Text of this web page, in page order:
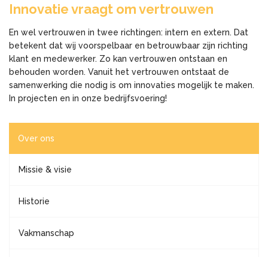
Innovatie vraagt om vertrouwen
En wel vertrouwen in twee richtingen: intern en extern. Dat
betekent dat wij voorspelbaar en betrouwbaar zijn richting
klant en medewerker. Zo kan vertrouwen ontstaan en
behouden worden. Vanuit het vertrouwen ontstaat de
samenwerking die nodig is om innovaties mogelijk te maken.
In projecten en in onze bedrijfsvoering!
Over ons
Missie & visie
Historie
Vakmanschap